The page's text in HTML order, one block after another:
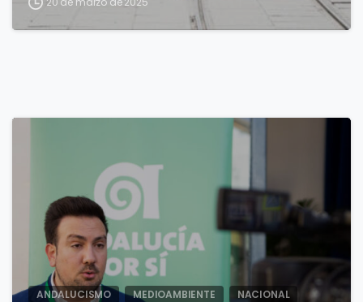
ANDALUCISMO MEDIOAMBIENTE NACIONAL